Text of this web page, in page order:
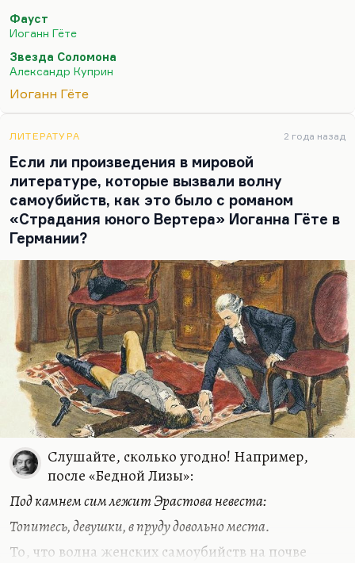
не предмет его вожделения, это воплощение
воплощение земной жизни, поэтому она и
оказалась в раю.
сродни моему любимому вопросу из повести
всемогущество, а на что ты его потратил, ты, мелкий
канцелярский чиновник Цвет? Ты мог бы, дорогой друг,
залить мир…
Фауст
Иоганн Гёте
Звезда Соломона
Александр Куприн
Иоганн Гёте
ЛИТЕРАТУРА 2 года назад
Если ли произведения в мировой
литературе, которые вызвали волну
самоубийств, как это было с романом
«Страдания юного Вертера» Иоганна Гёте в
Германии?
Слушайте, сколько угодно! Например,
после «Бедной Лизы»:
Под камнем сим лежит Эрастова невеста:
Топитесь, девушки, в пруду довольно места.
То, что волна женских самоубийств на почве